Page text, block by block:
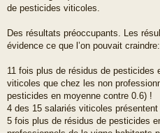
de pesticides viticoles.
Des résultats préoccupants. Les
évidence ce que l’on pouvait craindre:
11 fois plus de résidus de pesticides
viticoles que chez les non
pesticides en moyenne contre 0.6) !
4 des 15 salariés viticoles
5 fois plus de résidus de pesticides